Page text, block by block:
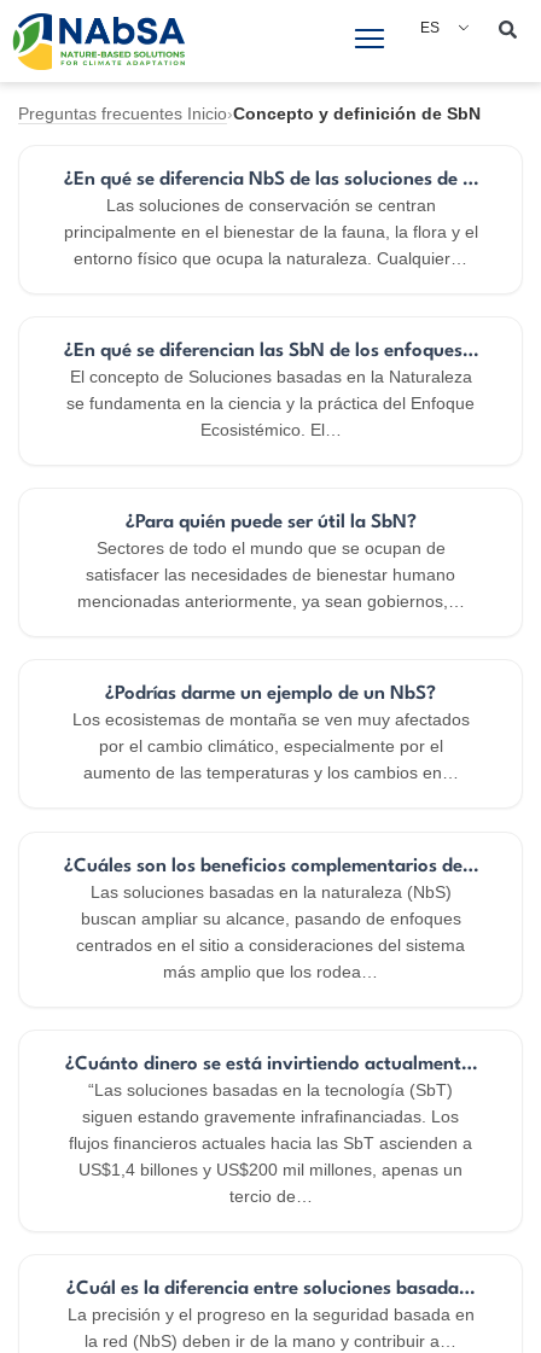
Saltar
contenido
ES
Preguntas frecuentes Inicio›Concepto y definición de SbN
¿En qué se diferencia NbS de las soluciones de
Las soluciones de conservación se centran
principalmente en el bienestar de la fauna, la flora y el
entorno físico que ocupa la naturaleza. Cualquier…
¿En qué se diferencian las SbN de los enfoques
El concepto de Soluciones basadas en la Naturaleza
se fundamenta en la ciencia y la práctica del Enfoque
Ecosistémico. El…
¿Para quién puede ser útil la SbN?
Sectores de todo el mundo que se ocupan de
satisfacer las necesidades de bienestar humano
mencionadas anteriormente, ya sean gobiernos,…
¿Podrías darme un ejemplo de un NbS?
Los ecosistemas de montaña se ven muy afectados
por el cambio climático, especialmente por el
aumento de las temperaturas y los cambios en…
¿Cuáles son los beneficios complementarios de las
Las soluciones basadas en la naturaleza (NbS)
buscan ampliar su alcance, pasando de enfoques
centrados en el sitio a consideraciones del sistema
más amplio que los rodea…
¿Cuánto dinero se está invirtiendo actualmente a nivel
“Las soluciones basadas en la tecnología (SbT)
siguen estando gravemente infrafinanciadas. Los
flujos financieros actuales hacia las SbT ascienden a
US$1,4 billones y US$200 mil millones, apenas un
tercio de…
¿Cuál es la diferencia entre soluciones basadas en la
La precisión y el progreso en la seguridad basada en
la red (NbS) deben ir de la mano y contribuir a…